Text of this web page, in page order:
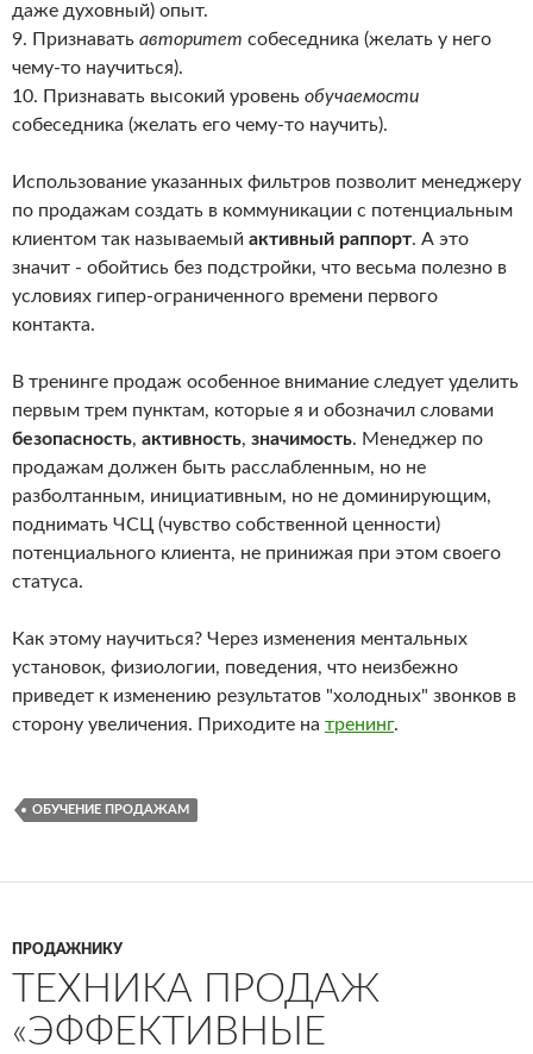
даже духовный) опыт.
9. Признавать авторитет собеседника (желать у него
чему-то научиться).
10. Признавать высокий уровень обучаемости
собеседника (желать его чему-то научить).
Использование указанных фильтров позволит менеджеру
по продажам создать в коммуникации с потенциальным
клиентом так называемый активный раппорт. А это
значит - обойтись без подстройки, что весьма полезно в
условиях гипер-ограниченного времени первого
контакта.
В тренинге продаж особенное внимание следует уделить
первым трем пунктам, которые я и обозначил словами
безопасность, активность, значимость. Менеджер по
продажам должен быть расслабленным, но не
разболтанным, инициативным, но не доминирующим,
поднимать ЧСЦ (чувство собственной ценности)
потенциального клиента, не принижая при этом своего
статуса.
Как этому научиться? Через изменения ментальных
установок, физиологии, поведения, что неизбежно
приведет к изменению результатов "холодных" звонков в
сторону увеличения. Приходите на тренинг.
ОБУЧЕНИЕ ПРОДАЖАМ
ПРОДАЖНИКУ
ТЕХНИКА ПРОДАЖ
«ЭФФЕКТИВНЫЕ